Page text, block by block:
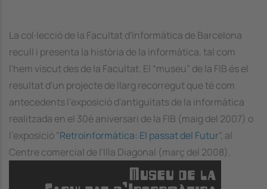
La col·lecció de la Facultat d'Informàtica de Barcelona
recull i presenta la història de la informàtica, tal com
l'hem viscut des de la Facultat. El “museu” de la FIB és el
resultat d'un projecte de llarg recorregut que té com
antecedents l'exposició d'antiguitats de la informàtica
realitzada en el 30è aniversari de la FIB (maig del 2007) o
l'exposició "Retroinformàtica: El passat del Futur", al
Centre comercial de l'Illa Diagonal (març del 2008).